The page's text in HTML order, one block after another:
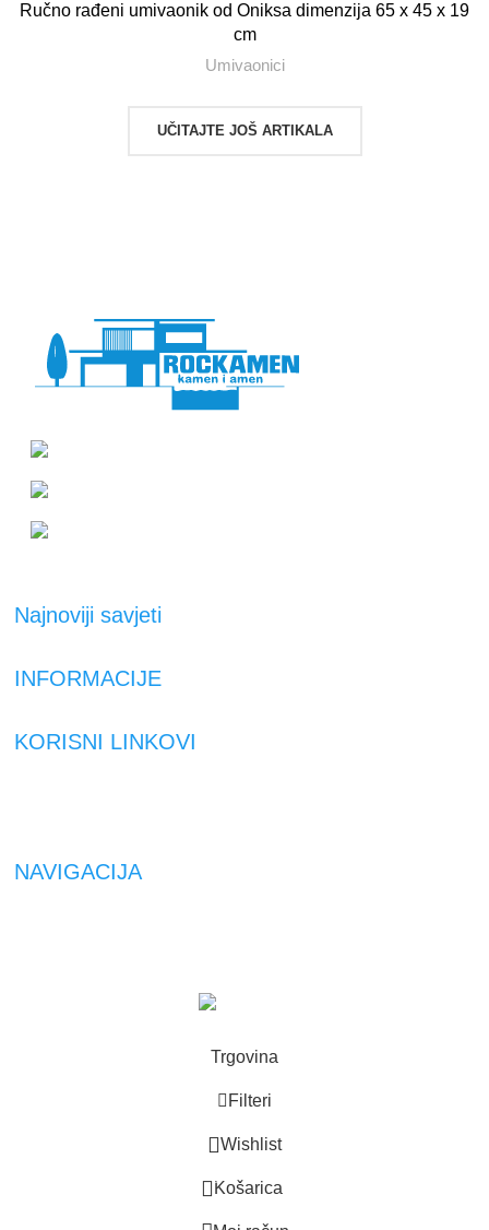
Ručno rađeni umivaonik od Oniksa dimenzija 65 x 45 x 19
cm
Umivaonici
UČITAJTE JOŠ ARTIKALA
Najnoviji savjeti
INFORMACIJE
KORISNI LINKOVI
NAVIGACIJA
Trgovina
Filteri
Wishlist
0Košarica